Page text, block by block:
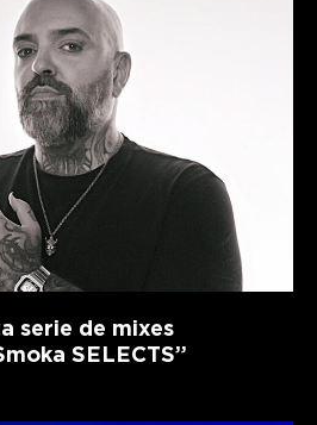
serie de mixes
SELECTS”